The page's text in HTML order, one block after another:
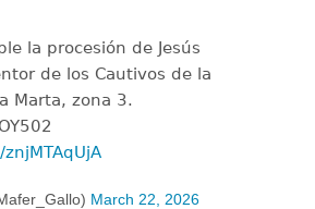
la procesión de Jesús
de los Cautivos de la
Marta, zona 3.
March 22, 2026